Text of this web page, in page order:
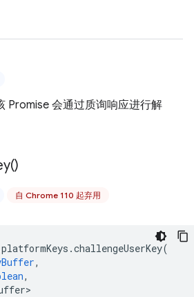
Promise 会通过质询响应进行解
)
自 Chrome 110 起弃用
platformKeys .challengeUserKey(
,
,